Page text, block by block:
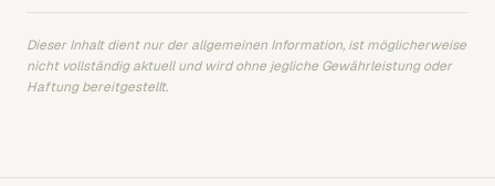
Dieser Inhalt dient nur der allgemeinen Information, ist möglicherweise
nicht vollständig aktuell und wird ohne jegliche Gewährleistung oder
Haftung bereitgestellt.